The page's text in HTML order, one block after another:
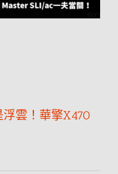
雲！華擎X470